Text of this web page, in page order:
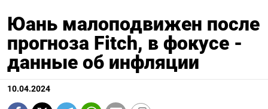
Юань малоподвижен после
прогноза Fitch, в фокусе -
данные об инфляции
10.04.2024